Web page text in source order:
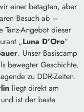
einer betagten, aber
Besuch ab –
Tanz-Angebot dieser
„Luna D’Oro”
. Unser Basiscamp
bewegter Geschichte.
zu DDR-Zeiten.
liegt direkt am
und ist der beste